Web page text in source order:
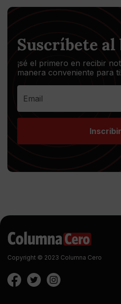
Suscríbete
¡sé el primero en recibir
manera conveniente para ti!
Copyright © 2023 Columna Cero